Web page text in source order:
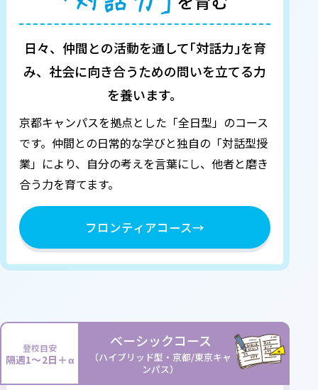
日々、仲間との活動を通して｢対話力｣を育
み、 社会に向き合うための問いを立てる力
を養います。
京都キャンパスを拠点とした「全日型」のコース
です。 仲間との日常的な学びと独自の「対話型授
業」により、自分の考えを言葉にし、他者と磨き
合う力を育てます。
フロンティアコース→
登校目安
隔週1～2日＋α
ベーシックコース
（ハイブリッド型・京都/東京キャ
ンパス）